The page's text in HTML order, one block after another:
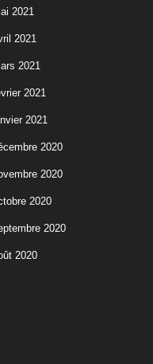
2021
2021
2021
2021
2021
2020
2020
2020
2020
2020